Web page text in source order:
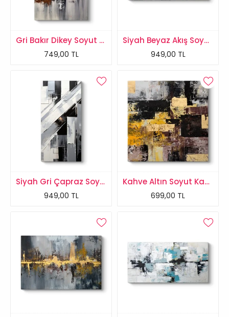
Gri Bakır Dikey Soyut Tablo
749,00 TL
Siyah Beyaz Akış Soyut Tablo
949,00 TL
Siyah Gri Çapraz Soyut Tablo
949,00 TL
Kahve Altın Soyut Kanvas Tablo
699,00 TL